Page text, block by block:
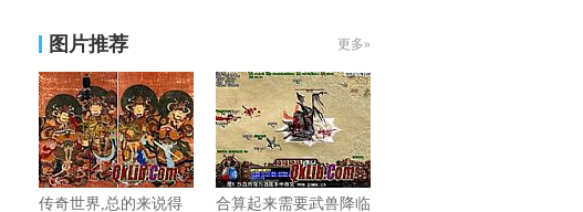
图片推荐 更多»
传奇世界,总的来说得
合算起来需要武兽降临